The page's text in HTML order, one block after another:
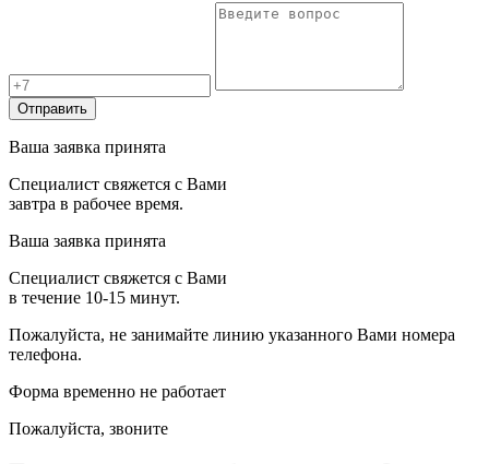
Отправить
Ваша заявка принята
Специалист свяжется с Вами
завтра в рабочее время.
Ваша заявка принята
Специалист свяжется с Вами
в течение 10-15 минут.
Пожалуйста, не занимайте линию указанного Вами номера
телефона.
Форма временно не работает
Пожалуйста, звоните